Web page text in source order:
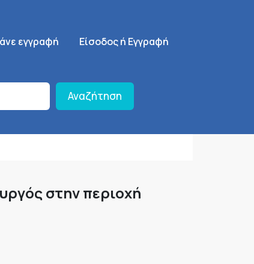
εγγραφή SignUp Menu
Είσοδος ή Εγγραφή
Αναζήτηση
στην περιοχή